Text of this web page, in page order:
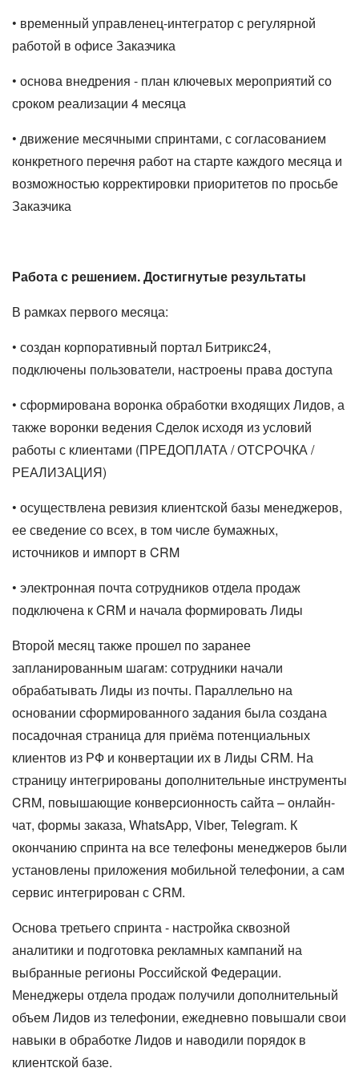
• временный управленец-интегратор с регулярной
работой в офисе Заказчика
• основа внедрения - план ключевых мероприятий со
сроком реализации 4 месяца
• движение месячными спринтами, с согласованием
конкретного перечня работ на старте каждого месяца и
возможностью корректировки приоритетов по просьбе
Заказчика
Работа с решением. Достигнутые результаты
В рамках первого месяца:
• создан корпоративный портал Битрикс24,
подключены пользователи, настроены права доступа
• сформирована воронка обработки входящих Лидов, а
также воронки ведения Сделок исходя из условий
работы с клиентами (ПРЕДОПЛАТА / ОТСРОЧКА /
РЕАЛИЗАЦИЯ)
• осуществлена ревизия клиентской базы менеджеров,
ее сведение со всех, в том числе бумажных,
источников и импорт в CRM
• электронная почта сотрудников отдела продаж
подключена к CRM и начала формировать Лиды
Второй месяц также прошел по заранее
запланированным шагам: сотрудники начали
обрабатывать Лиды из почты. Параллельно на
основании сформированного задания была создана
посадочная страница для приёма потенциальных
клиентов из РФ и конвертации их в Лиды CRM. На
страницу интегрированы дополнительные инструменты
CRM, повышающие конверсионность сайта – онлайн-
чат, формы заказа, WhatsApp, Viber, Telegram. К
окончанию спринта на все телефоны менеджеров были
установлены приложения мобильной телефонии, а сам
сервис интегрирован с CRM.
Основа третьего спринта - настройка сквозной
аналитики и подготовка рекламных кампаний на
выбранные регионы Российской Федерации.
Менеджеры отдела продаж получили дополнительный
объем Лидов из телефонии, ежедневно повышали свои
навыки в обработке Лидов и наводили порядок в
клиентской базе.